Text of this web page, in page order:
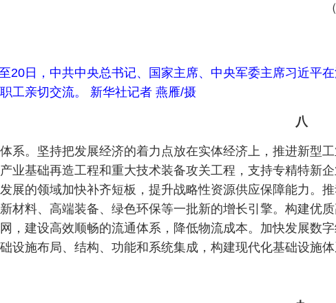
20日，中共中央总书记、国家主席、中央军委主席习近平
工亲切交流。 新华社记者 燕雁/摄
八
系。坚持把发展经济的着力点放在实体经济上，推进新型
业基础再造工程和重大技术装备攻关工程，支持专精特新
展的领域加快补齐短板，提升战略性资源供应保障能力。
材料、高端装备、绿色环保等一批新的增长引擎。构建优
，建设高效顺畅的流通体系，降低物流成本。加快发展数
设施布局、结构、功能和系统集成，构建现代化基础设施体